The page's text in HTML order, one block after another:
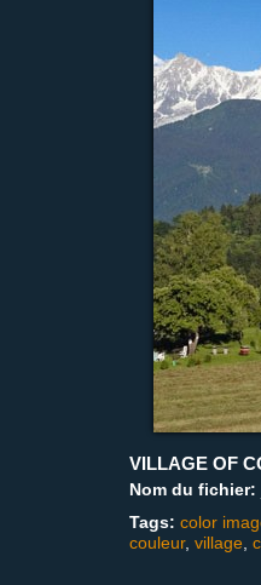
VILLAGE OF
Nom du fichier:
Tags: color
couleur, village